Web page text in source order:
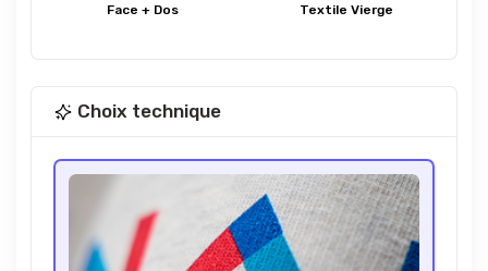
Face + Dos Textile Vierge
Choix technique